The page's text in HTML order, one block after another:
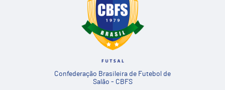
Confederação Brasileira de Futebol de
Salão - CBFS